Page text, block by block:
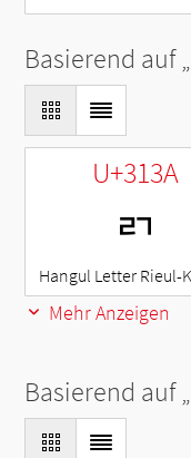
Basierend auf „
U+313A
ㄺ
Hangul Letter Rieul-
Mehr Anzeigen
Basierend auf „